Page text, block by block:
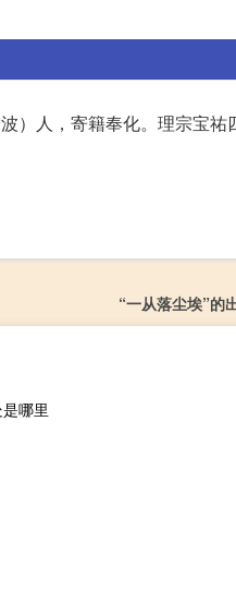
波）人，寄籍奉化。理宗宝祐
“一从落尘埃”的
哪里